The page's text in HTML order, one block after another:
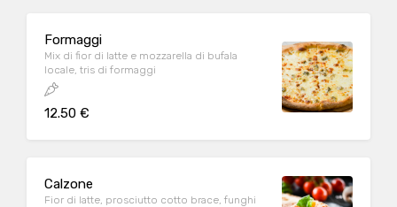
Formaggi
Mix di fior di latte e mozzarella di bufala
locale, tris di formaggi
12.50 €
Calzone
Fior di latte, prosciutto cotto brace, funghi